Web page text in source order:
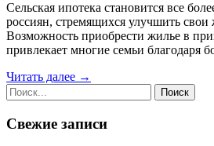
Сельская ипотека становится все
россиян, стремящихся улучшить
Возможность приобрести жилье в
привлекает многие семьи благодаря
Читать далее →
Свежие записи